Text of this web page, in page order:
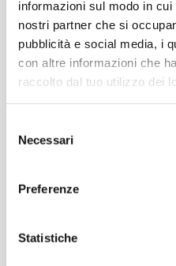
informazioni sul modo in
nostri partner che si
pubblicità e social media, i
con altre informazioni che
raccolto dal tuo utilizzo dei
delNecessari
Preferenze
Statistiche